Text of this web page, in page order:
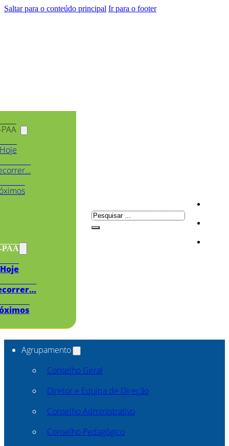
Saltar para o conteúdo principal Ir para o footer
PAA
Hoje
Pesquisar
Agrupamento
Conselho Geral
Diretor e Equipa de Direção
Conselho Administrativo
Conselho Pedagógico